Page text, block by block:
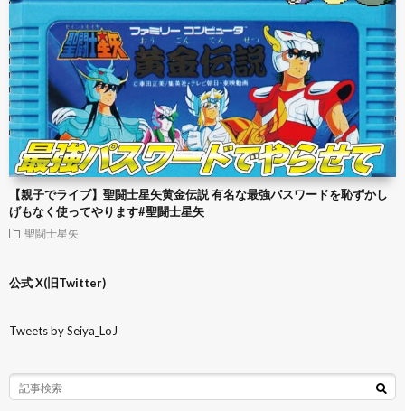
【親子でライブ】聖闘士星矢黄金伝説 有名な最強パスワードを恥ずかし
げもなく使ってやります#聖闘士星矢
聖闘士星矢
公式 X(旧Twitter)
Tweets by Seiya_LoJ